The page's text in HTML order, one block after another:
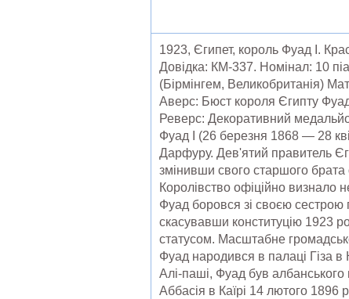
1923, Єгипет, король Фуад I.
Довідка: КМ-337. Номінал: 10
(Бірмінгем, Великобританія)
Аверс: Бюст короля Єгипту
Реверс: Декоративний
Фуад I (26 березня 1868 — 28
Дарфуру. Дев'ятий правитель
змінивши свого старшого брата
Королівство офіційно визнало
Фуад боровся зі своєю сестрою
скасувавши конституцію 1923
статусом. Масштабне
Фуад народився в палаці Гіза
Алі-паші, Фуад був
Аббасія в Каїрі 14 лютого